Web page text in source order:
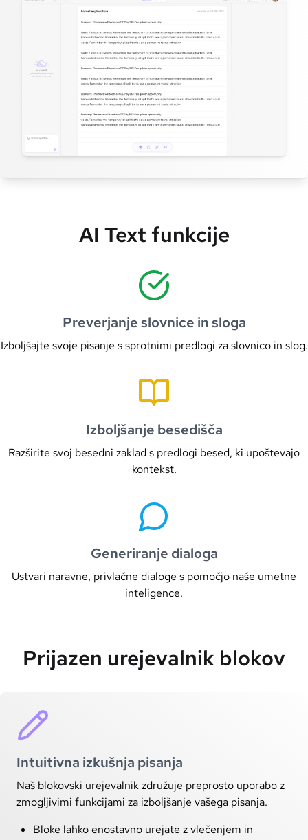
AI Text funkcije
Preverjanje slovnice in sloga
Izboljšajte svoje pisanje s sprotnimi predlogi za slovnico in slog.
Izboljšanje besedišča
Razširite svoj besedni zaklad s predlogi besed, ki upoštevajo
kontekst.
Generiranje dialoga
Ustvari naravne, privlačne dialoge s pomočjo naše umetne
inteligence.
Prijazen urejevalnik blokov
Intuitivna izkušnja pisanja
Naš blokovski urejevalnik združuje preprosto uporabo z
zmogljivimi funkcijami za izboljšanje vašega pisanja.
Bloke lahko enostavno urejate z vlečenjem in